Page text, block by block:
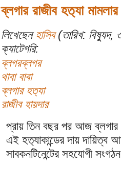
ব্লগার রাজীব হত‍্যা
লিখেছেন হাসিব(তারিখ: বিষ্যুদ,
ক্যাটেগরি:
ব্লগরব্লগর
থাবা বাবা
ব্লগার হত‍্যা
রাজীব হায়দার
প্রায় তিন বছর পর আজ ব্লগার
এই হত‍্যাকান্ডের দায় দায়িত্ব
সাবকনটিনেন্টের সহযোগী